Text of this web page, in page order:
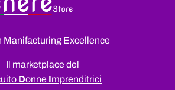
Manifacturing Excellence
Il marketplace del
Donne Imprenditrici